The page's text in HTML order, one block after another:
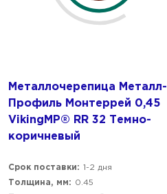
Металлочерепица Металл-
Профиль Монтеррей 0,45
VikingMP® RR 32 Темно-
коричневый
Срок поставки: 1-2 дня
Толщина, мм:
0.45